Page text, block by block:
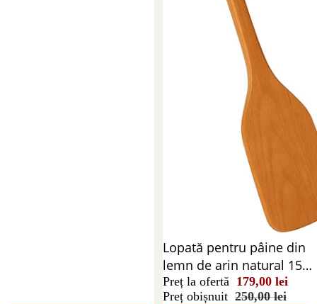
Reducere 28%
Lopată pentru pâine din
lemn de arin natural 150
cm
Preț la ofertă 179,00 lei
Preț obișnuit 250,00 lei